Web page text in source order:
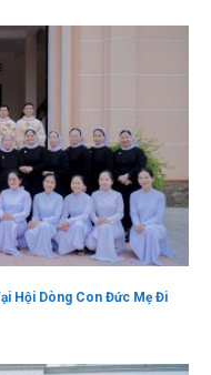
Hội Dòng Con Đức Mẹ Đi